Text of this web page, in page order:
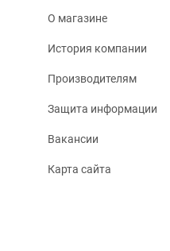
О магазине
История компании
Производителям
Защита информации
Вакансии
Карта сайта